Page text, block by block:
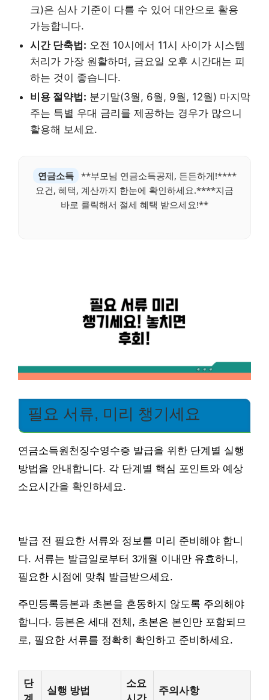
크)은 심사 기준이 다를 수 있어 대안으로 활용
가능합니다.
시간 단축법: 오전 10시에서 11시 사이가 시스템
처리가 가장 원활하며, 금요일 오후 시간대는 피
하는 것이 좋습니다.
비용 절약법: 분기말(3월, 6월, 9월, 12월) 마지막
주는 특별 우대 금리를 제공하는 경우가 많으니
활용해 보세요.
연금소득
**부모님 연금소득공제, 든든하게!****
요건, 혜택, 계산까지 한눈에 확인하세요.****지금
바로 클릭해서 절세 혜택 받으세요!**
필요 서류, 미리 챙기세요
연금소득원천징수영수증 발급을 위한 단계별 실행
방법을 안내합니다. 각 단계별 핵심 포인트와 예상
소요시간을 확인하세요.
발급 전 필요한 서류와 정보를 미리 준비해야 합니
다. 서류는 발급일로부터 3개월 이내만 유효하니,
필요한 시점에 맞춰 발급받으세요.
주민등록등본과 초본을 혼동하지 않도록 주의해야
합니다. 등본은 세대 전체, 초본은 본인만 포함되므
로, 필요한 서류를 정확히 확인하고 준비하세요.
단
실행 방법
소요
주의사항